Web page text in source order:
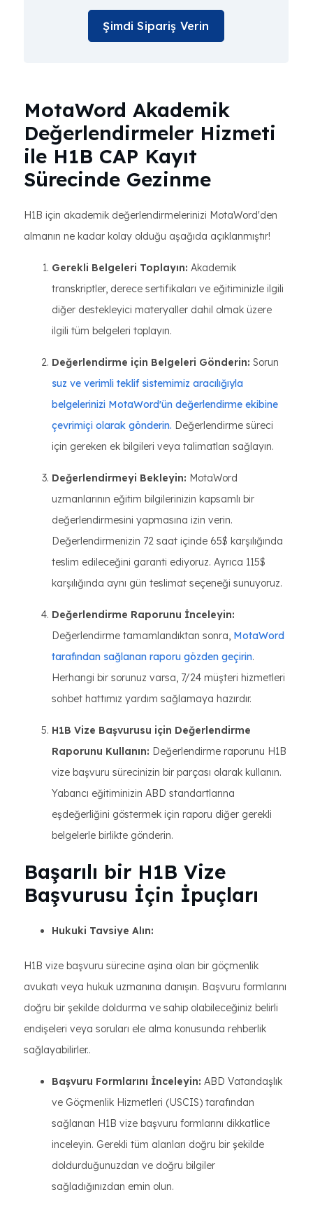
Şimdi Sipariş Verin
MotaWord Akademik
Değerlendirmeler Hizmeti
ile H1B CAP Kayıt
Sürecinde Gezinme
H1B için akademik değerlendirmelerinizi MotaWord'den
almanın ne kadar kolay olduğu aşağıda açıklanmıştır!
Gerekli Belgeleri Toplayın: Akademik
transkriptler, derece sertifikaları ve eğitiminizle ilgili
diğer destekleyici materyaller dahil olmak üzere
ilgili tüm belgeleri toplayın.
Değerlendirme için Belgeleri Gönderin: Sorun
suz ve verimli teklif sistemimiz aracılığıyla
belgelerinizi MotaWord'ün değerlendirme ekibine
çevrimiçi olarak gönderin. Değerlendirme süreci
için gereken ek bilgileri veya talimatları sağlayın.
Değerlendirmeyi Bekleyin: MotaWord
uzmanlarının eğitim bilgilerinizin kapsamlı bir
değerlendirmesini yapmasına izin verin.
Değerlendirmenizin 72 saat içinde 65$ karşılığında
teslim edileceğini garanti ediyoruz. Ayrıca 115$
karşılığında aynı gün teslimat seçeneği sunuyoruz.
Değerlendirme Raporunu İnceleyin:
Değerlendirme tamamlandıktan sonra, MotaWord
tarafından sağlanan raporu gözden geçirin.
Herhangi bir sorunuz varsa, 7/24 müşteri hizmetleri
sohbet hattımız yardım sağlamaya hazırdır.
H1B Vize Başvurusu için Değerlendirme
Raporunu Kullanın: Değerlendirme raporunu H1B
vize başvuru sürecinizin bir parçası olarak kullanın.
Yabancı eğitiminizin ABD standartlarına
eşdeğerliğini göstermek için raporu diğer gerekli
belgelerle birlikte gönderin.
Başarılı bir H1B Vize
Başvurusu İçin İpuçları
Hukuki Tavsiye Alın:
H1B vize başvuru sürecine aşina olan bir göçmenlik
avukatı veya hukuk uzmanına danışın. Başvuru formlarını
doğru bir şekilde doldurma ve sahip olabileceğiniz belirli
endişeleri veya soruları ele alma konusunda rehberlik
sağlayabilirler..
Başvuru Formlarını İnceleyin: ABD Vatandaşlık
ve Göçmenlik Hizmetleri (USCIS) tarafından
sağlanan H1B vize başvuru formlarını dikkatlice
inceleyin. Gerekli tüm alanları doğru bir şekilde
doldurduğunuzdan ve doğru bilgiler
sağladığınızdan emin olun.